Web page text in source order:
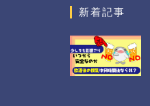
新着記事